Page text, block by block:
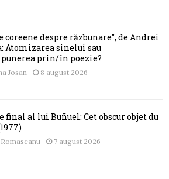
coreene despre răzbunare”, de Andrei
Atomizarea sinelui sau
prin/în poezie?
Josan 8 august 2026
final al lui Buñuel: Cet obscur objet du
7 august 2026